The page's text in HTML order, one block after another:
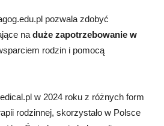
pozwala zdobyć
na duże zapotrzebowanie w
rodzin i pomocą
w 2024 roku z różnych form
rodzinnej, skorzystało w Polsce